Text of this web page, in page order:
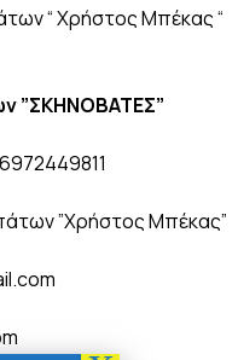
“ Χρήστος Μπέκας “
”ΣΚΗΝΟΒΑΤΕΣ”
”Χρήστος Μπέκας”